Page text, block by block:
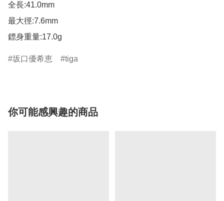
全長:41.0mm
最大徑:7.6mm
鏢身重量:17.0g
坂口優希恵 tiga
你可能感興趣的商品